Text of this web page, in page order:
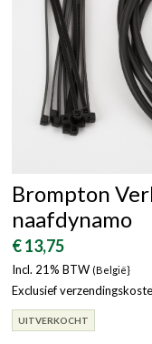
Brompton
naafdynamo
€ 13,75
Incl. 21% BTW (België}
Exclusief
UITVERKOCHT